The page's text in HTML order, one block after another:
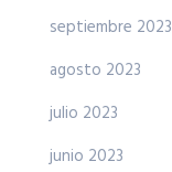
septiembre 2023
agosto 2023
julio 2023
junio 2023